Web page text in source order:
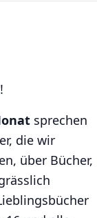
sprechen
die wir
über Bücher,